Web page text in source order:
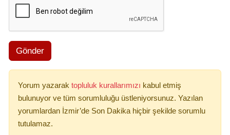
Gönder
Yorum yazarak topluluk kurallarımızı kabul etmiş
bulunuyor ve tüm sorumluluğu üstleniyorsunuz. Yazılan
yorumlardan İzmir’de Son Dakika hiçbir şekilde sorumlu
tutulamaz.